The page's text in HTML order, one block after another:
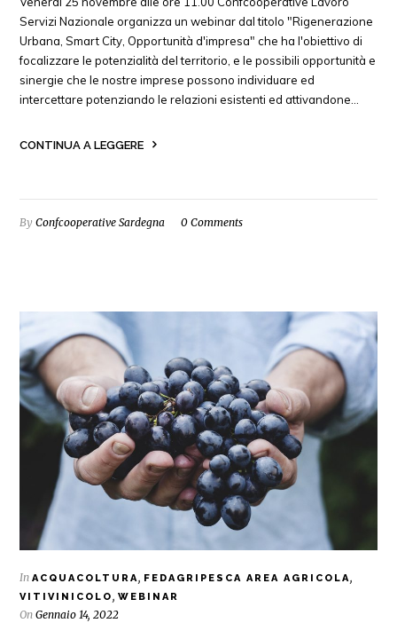
Servizi Nazionale organizza un webinar dal titolo "Rigenerazione
Urbana, Smart City, Opportunità d'impresa" che ha l'obiettivo di
focalizzare le potenzialità del territorio, e le possibili opportunità e
sinergie che le nostre imprese possono individuare ed
intercettare potenziando le relazioni esistenti ed attivandone…
CONTINUA A LEGGERE
ByConfcooperative Sardegna 0 Comments
InACQUACOLTURA, FEDAGRIPESCA AREA AGRICOLA,
VITIVINICOLO,WEBINAR
OnGennaio 14, 2022